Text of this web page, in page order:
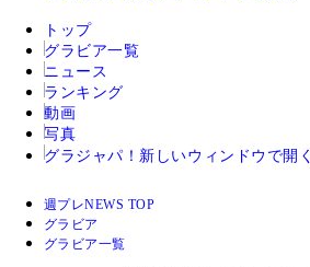
トップ
グラビア一覧
ニュース
ランキング
動画
写真
グラジャパ！ 新しいウィンドウで開く
週プレNEWS TOP
グラビア
グラビア一覧